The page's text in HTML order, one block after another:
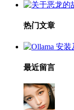
热门文章
最近留言